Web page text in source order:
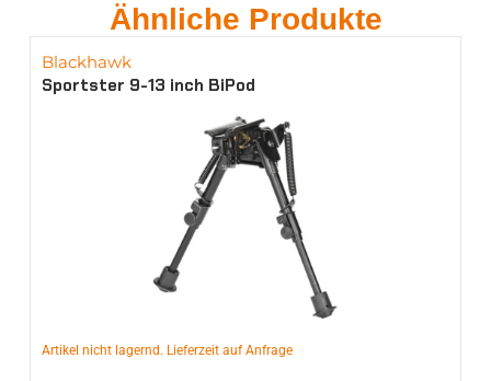
Ähnliche Produkte
Blackhawk
Sportster 9-13 inch BiPod
Artikel nicht lagernd. Lieferzeit auf Anfrage